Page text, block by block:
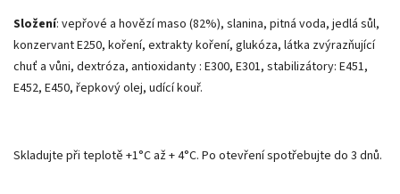
Složení: vepřové a hovězí maso (82%), slanina, pitná voda, jedlá sůl,
konzervant E250, koření, extrakty koření, glukóza, látka zvýrazňující
chuť a vůni, dextróza, antioxidanty : E300, E301, stabilizátory: E451,
E452, E450, řepkový olej, udící kouř.
Skladujte při teplotě +1°C až + 4°C. Po otevření spotřebujte do 3 dnů.